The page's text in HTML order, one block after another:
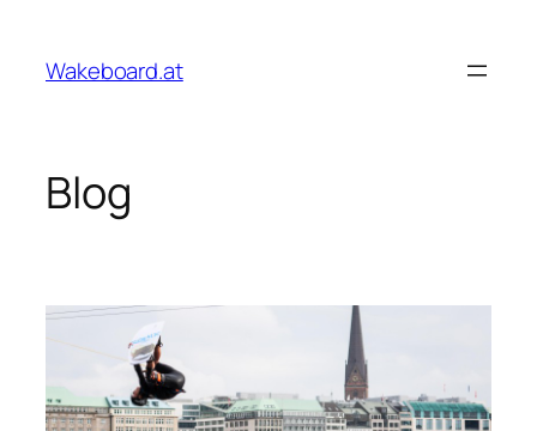
springen
Wakeboard.at
Blog